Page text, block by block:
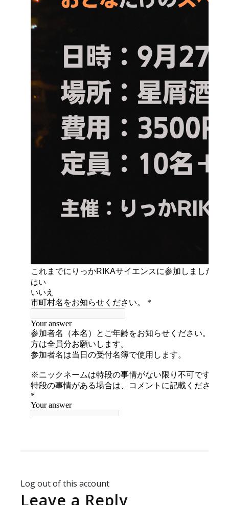
Log out of this account
Leave a Reply